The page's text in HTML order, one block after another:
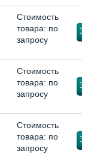
Стоимость
товара: по
запросу
Стоимость
товара: по
запросу
Стоимость
товара: по
запросу